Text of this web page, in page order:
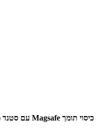
כיסוי תומך Magsafe עם סטנד מתכת נשלף מבית Grip ל- iPhone 17